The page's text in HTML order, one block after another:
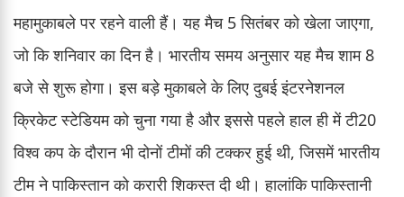
महामुकाबले पर रहने वाली हैं। यह मैच 5 सितंबर को खेला जाएगा,
जो कि शनिवार का दिन है। भारतीय समय अनुसार यह मैच शाम 8
बजे से शुरू होगा। इस बड़े मुकाबले के लिए दुबई इंटरनेशनल
क्रिकेट स्टेडियम को चुना गया है और इससे पहले हाल ही में टी20
विश्व कप के दौरान भी दोनों टीमों की टक्कर हुई थी, जिसमें भारतीय
टीम ने पाकिस्तान को करारी शिकस्त दी थी। हालांकि पाकिस्तानी